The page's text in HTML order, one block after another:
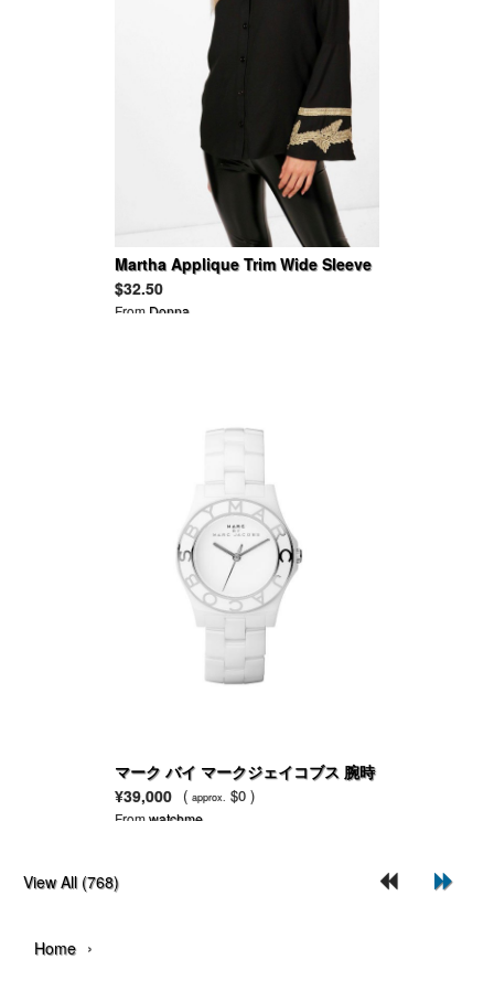
Martha Applique Trim Wide Sleeve
Folk Shirt
$32.50
From Donna
マーク バイ マークジェイコブス 腕時
計 レディース 白セラミック ブレスレ
ット MBM9500
¥39,000 ( approx. $0 )
Fromwatchme
View All (768)
Home ›